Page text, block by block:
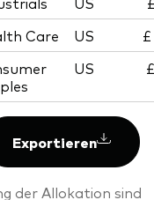
Care US
US
Exportieren
der Allokation sind